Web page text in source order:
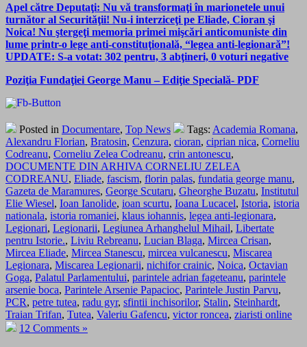
Apel către Deputaţi: Nu vă transformaţi în marionetele unui
turnător al Securităţii! Nu-i interziceţi pe Eliade, Cioran şi
Noica! Nu ştergeţi memoria primei mişcări anticomuniste din
lume printr-o lege anti-constituţională, “legea anti-legionară”!
UPDATE: S-a votat: 302 pentru, 3 abţineri, 0 voturi negative
Poziţia Fundaţiei George Manu – Ediţie Specială- PDF
Posted in Documentare, Top News Tags: Academia Romana,
Alexandru Florian, Bratosin, Cenzura, cioran, ciprian nica, Corneliu
Codreanu, Corneliu Zelea Codreanu, crin antonescu,
DOCUMENTE DIN ARHIVA CORNELIU ZELEA
CODREANU, Eliade, fascism, florin palas, fundatia george manu,
Gazeta de Maramures, George Scutaru, Gheorghe Buzatu, Institutul
Elie Wiesel, Ioan Ianolide, ioan scurtu, Ioana Lucacel, Istoria, istoria
nationala, istoria romaniei, klaus iohannis, legea anti-legionara,
Legionari, Legionarii, Legiunea Arhanghelul Mihail, Libertate
pentru Istorie., Liviu Rebreanu, Lucian Blaga, Mircea Crisan,
Mircea Eliade, Mircea Stanescu, mircea vulcanescu, Miscarea
Legionara, Miscarea Legionarii, nichifor crainic, Noica, Octavian
Goga, Palatul Parlamentului, parintele adrian fageteanu, parintele
arsenie boca, Parintele Arsenie Papacioc, Parintele Justin Parvu,
PCR, petre tutea, radu gyr, sfintii inchisorilor, Stalin, Steinhardt,
Traian Trifan, Tutea, Valeriu Gafencu, victor roncea, ziaristi online
12 Comments »